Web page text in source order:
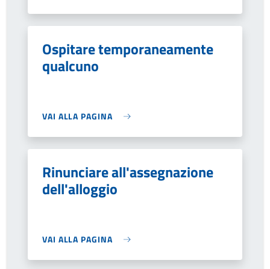
Ospitare temporaneamente
qualcuno
VAI ALLA PAGINA
Rinunciare all'assegnazione
dell'alloggio
VAI ALLA PAGINA